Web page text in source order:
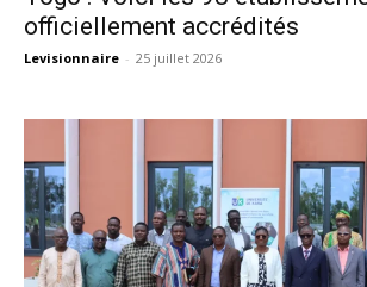
officiellement accrédités
Levisionnaire - 25 juillet 2026